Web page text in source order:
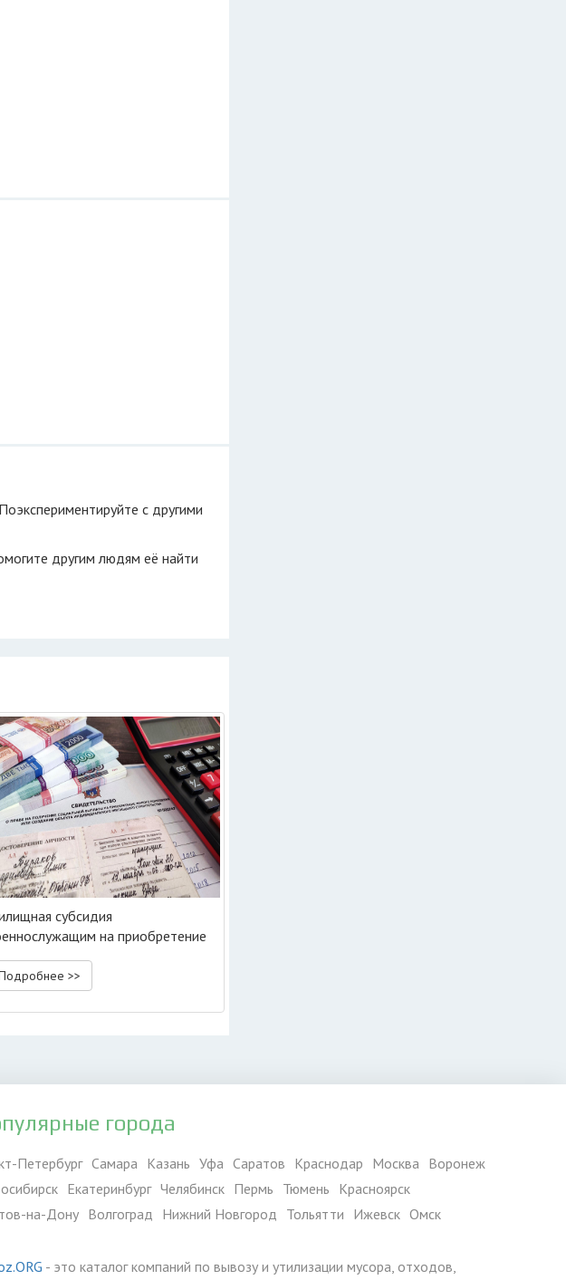
с другими
другим людям её найти
субсидия
на приобретение
>>
города
Петербург Самара Казань Уфа Саратов Краснодар Москва Воронеж
Екатеринбург Челябинск Пермь Тюмень Красноярск
на-Дону Волгоград Нижний Новгород Тольятти Ижевск Омск
- это каталог компаний по вывозу и утилизации мусора, отходов,